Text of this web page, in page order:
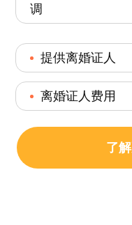
调
提供离婚证人
离婚证人费用
了